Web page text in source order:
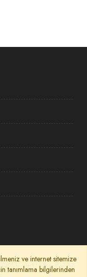
ve internet sitemize
tanımlama bilgilerinden